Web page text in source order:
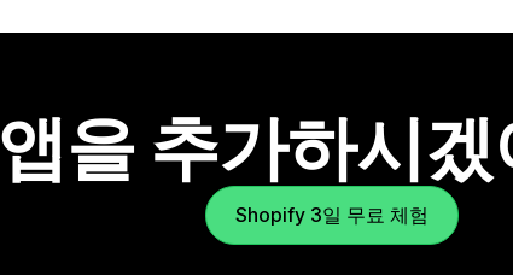
앱을 추가하시겠
Shopify 3일 무료 체험